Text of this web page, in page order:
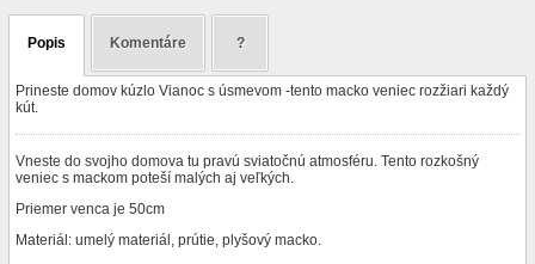
Popis Komentáre ?
Prineste domov kúzlo Vianoc s úsmevom -tento macko veniec rozžiari každý
kút.
Vneste do svojho domova tu pravú sviatočnú atmosféru. Tento rozkošný
veniec s mackom poteší malých aj veľkých.
Priemer venca je 50cm
Materiál: umelý materiál, prútie, plyšový macko.